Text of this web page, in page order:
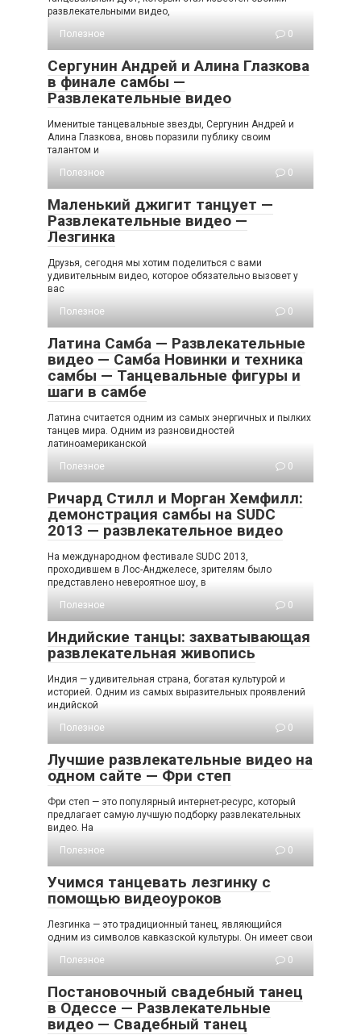
развлекательными видео,
Полезное
0
Сергунин Андрей и Алина Глазкова
в финале самбы —
Развлекательные видео
Именитые танцевальные звезды, Сергунин Андрей и
Алина Глазкова, вновь поразили публику своим
талантом и
Полезное
0
Маленький джигит танцует —
Развлекательные видео —
Лезгинка
Друзья, сегодня мы хотим поделиться с вами
удивительным видео, которое обязательно вызовет у
вас
Полезное
0
Латина Самба — Развлекательные
видео — Самба Новинки и техника
самбы — Танцевальные фигуры и
шаги в самбе
Латина считается одним из самых энергичных и пылких
танцев мира. Одним из разновидностей
латиноамериканской
Полезное
0
Ричард Стилл и Морган Хемфилл:
демонстрация самбы на SUDC
2013 — развлекательное видео
На международном фестивале SUDC 2013,
проходившем в Лос-Анджелесе, зрителям было
представлено невероятное шоу, в
Полезное
0
Индийские танцы: захватывающая
развлекательная живопись
Индия — удивительная страна, богатая культурой и
историей. Одним из самых выразительных проявлений
индийской
Полезное
0
Лучшие развлекательные видео на
одном сайте — Фри степ
Фри степ — это популярный интернет-ресурс, который
предлагает самую лучшую подборку развлекательных
видео. На
Полезное
0
Учимся танцевать лезгинку с
помощью видеоуроков
Лезгинка — это традиционный танец, являющийся
одним из символов кавказской культуры. Он имеет свои
Полезное
0
Постановочный свадебный танец
в Одессе — Развлекательные
видео — Свадебный танец